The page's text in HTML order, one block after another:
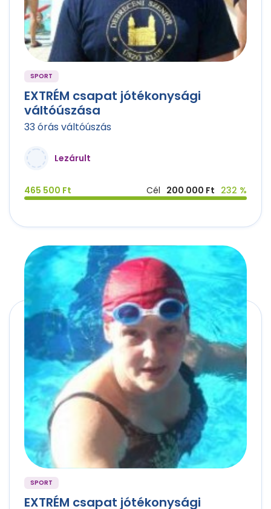
SPORT
EXTRÉM csapat jótékonysági
váltóúszása
33 órás váltóúszás
Lezárult
465 500 Ft Cél 200 000 Ft 232 %
SPORT
EXTRÉM csapat jótékonysági